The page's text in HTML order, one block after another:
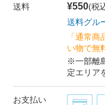
送料 ¥550(税
送料グル
「通常
い物で無
※一部離
定エリア
お支払い